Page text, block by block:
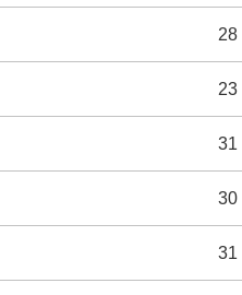
28
23
31
30
31